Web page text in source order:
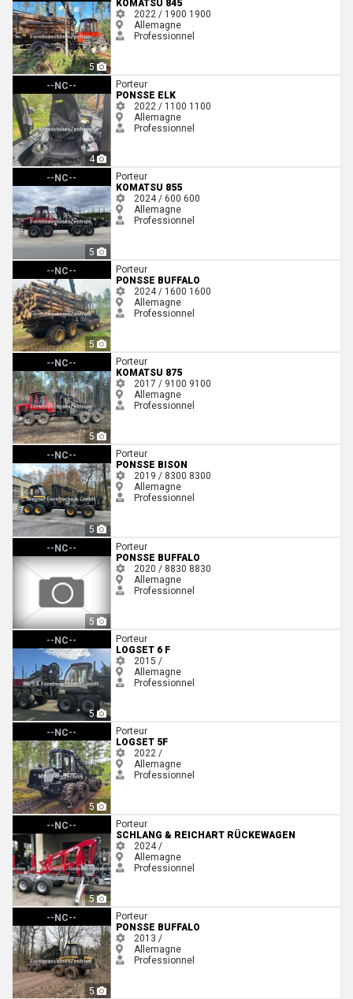
5
KOMATSU 845
2022 / 1900 1900
Allemagne
Professionnel
--NC--
4
Ponsse Elk
Porteur
PONSSE ELK
2022 / 1100 1100
Allemagne
Professionnel
--NC--
5
Komatsu 855
Porteur
KOMATSU 855
2024 / 600 600
Allemagne
Professionnel
--NC--
5
Ponsse Buffalo
Porteur
PONSSE BUFFALO
2024 / 1600 1600
Allemagne
Professionnel
--NC--
5
Komatsu 875
Porteur
KOMATSU 875
2017 / 9100 9100
Allemagne
Professionnel
--NC--
5
Ponsse Bison
Porteur
PONSSE BISON
2019 / 8300 8300
Allemagne
Professionnel
--NC--
5
Ponsse Buffalo
Porteur
PONSSE BUFFALO
2020 / 8830 8830
Allemagne
Professionnel
--NC--
5
Logset 6 F
Porteur
LOGSET 6 F
2015 /
Allemagne
Professionnel
--NC--
5
Porteur
LOGSET 5F
2022 /
Allemagne
Professionnel
--NC--
5
Schlang & Reichart Rückewagen
Porteur
SCHLANG & REICHART RÜCKEWAGEN
2024 /
Allemagne
Professionnel
--NC--
5
Ponsse Buffalo
Porteur
PONSSE BUFFALO
2013 /
Allemagne
Professionnel